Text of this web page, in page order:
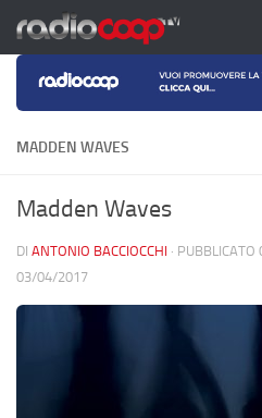
Salta al contenuto
MADDEN WAVES
Madden Waves
DI ANTONIO BACCIOCCHI · PUBBLICATO
03/04/2017